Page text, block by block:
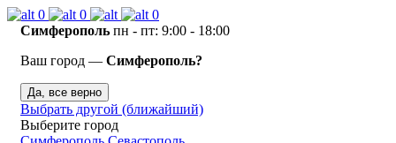
0 0
0
Симферополь пн - пт: 9:00 - 18:00
Ваш город — Симферополь?
Да, все верно
Выбрать другой (ближайший)
Выберите город